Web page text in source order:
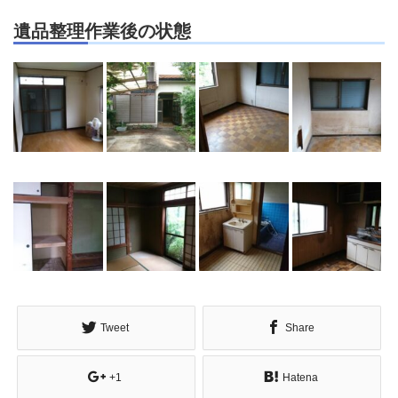
遺品整理作業後の状態
Tweet Share
+1 Hatena